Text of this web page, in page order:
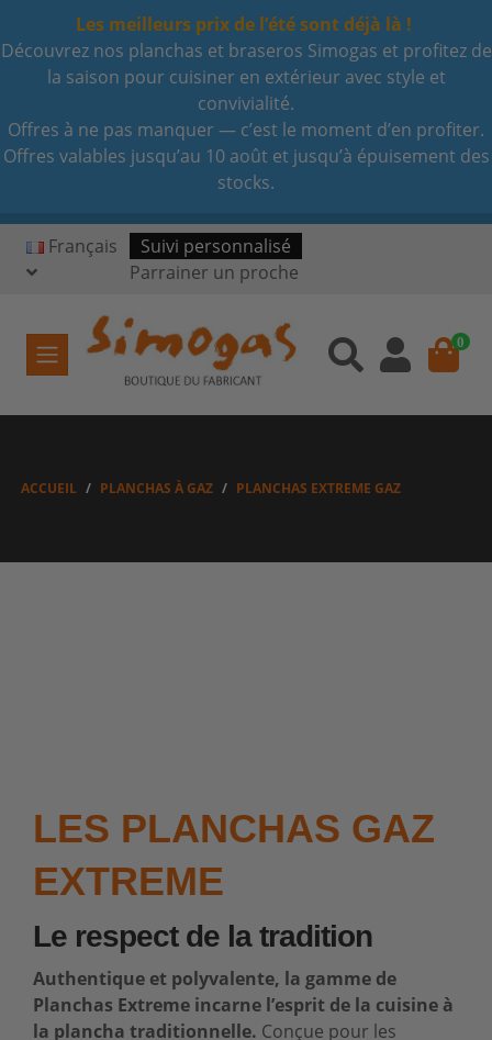
Les meilleurs prix de l’été sont déjà là !
Découvrez nos planchas et braseros Simogas et profitez de
la saison pour cuisiner en extérieur avec style et
convivialité.
Offres à ne pas manquer — c’est le moment d’en profiter.
Offres valables jusqu’au 10 août et jusqu’à épuisement des
stocks.
Français
Suivi personnalisé
Parrainer un proche
0
ACCUEIL PLANCHAS À GAZ PLANCHAS EXTREME GAZ
LES PLANCHAS GAZ
EXTREME
Le respect de la tradition
Authentique et polyvalente, la gamme de
Planchas Extreme incarne l’esprit de la cuisine à
la plancha traditionnelle. Conçue pour les